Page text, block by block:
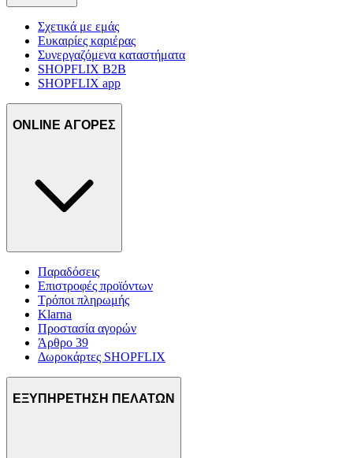
Σχετικά με εμάς
Ευκαιρίες καριέρας
Συνεργαζόμενα καταστήματα
SHOPFLIX B2B
SHOPFLIX app
ONLINE ΑΓΟΡΕΣ
Παραδόσεις
Επιστροφές προϊόντων
Τρόποι πληρωμής
Klarna
Προστασία αγορών
Άρθρο 39
Δωροκάρτες SHOPFLIX
ΕΞΥΠΗΡΕΤΗΣΗ ΠΕΛΑΤΩΝ